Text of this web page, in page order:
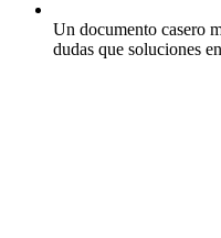
Un documento casero
dudas que soluciones